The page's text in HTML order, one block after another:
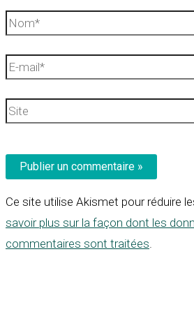
Nom*
E-
Site
Ce site utilise Akismet pour réduire
savoir plus sur la façon dont les
commentaires sont traitées